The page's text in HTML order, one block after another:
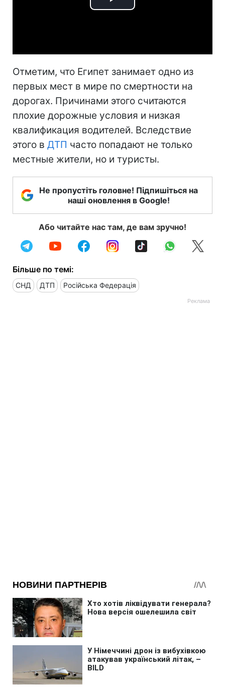
Play
Отметим, что Египет занимает одно из
первых мест в мире по смертности на
дорогах. Причинами этого считаются
плохие дорожные условия и низкая
квалификация водителей. Вследствие
этого в ДТП часто попадают не только
местные жители, но и туристы.
Не пропустіть головне! Підпишіться на
наші оновлення в Google!
Або читайте нас там, де вам зручно!
Більше по темі:
СНД ДТП Російська Федерація